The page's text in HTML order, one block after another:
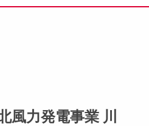
⾵⼒発電事業 川